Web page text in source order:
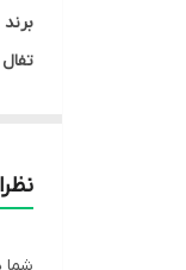
برند
تفال
چین
شما